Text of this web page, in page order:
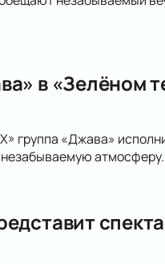
в «Зелёном
группа «Джава»